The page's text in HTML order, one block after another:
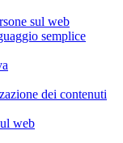
sul web
semplice
dei contenuti
web